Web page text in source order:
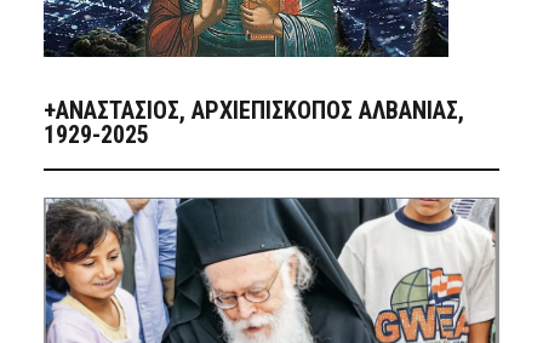
+ΑΝΑΣΤΆΣΙΟΣ, ΑΡΧΙΕΠΊΣΚΟΠΟΣ ΑΛΒΑΝΊΑΣ,
1929-2025